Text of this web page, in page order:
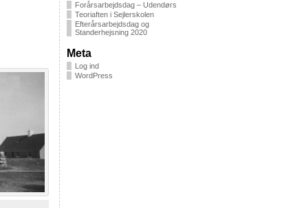
Forårsarbejdsdag – Udendørs
Teoriaften i Sejlerskolen
Efterårsarbejdsdag og
Standerhejsning 2020
Meta
Log ind
WordPress